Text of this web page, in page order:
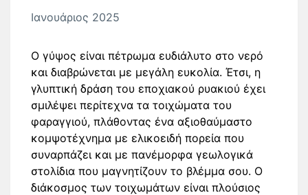
Ιανουάριος 2025
Ο γύψος είναι πέτρωμα ευδιάλυτο στο νερό
και διαβρώνεται με μεγάλη ευκολία. Έτσι, η
γλυπτική δράση του εποχιακού ρυακιού έχει
σμιλέψει περίτεχνα τα τοιχώματα του
φαραγγιού, πλάθοντας ένα αξιοθαύμαστο
κομψοτέχνημα με ελικοειδή πορεία που
συναρπάζει και με πανέμορφα γεωλογικά
στολίδια που μαγνητίζουν το βλέμμα σου. Ο
διάκοσμος των τοιχωμάτων είναι πλούσιος